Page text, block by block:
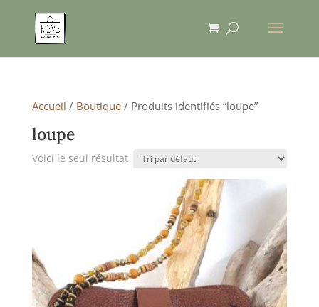
Accueil / Boutique/ Produits identifiés “loupe”
loupe
Voici le seul résultat